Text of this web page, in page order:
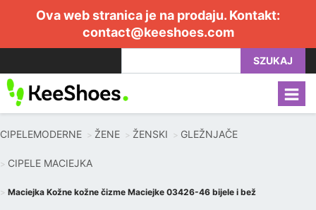
Ova web stranica je na prodaju. Kontakt:
contact@keeshoes.com
SZUKAJ
CIPELEMODERNE ŽENE ŽENSKI GLEŽNJAČE
CIPELE MACIEJKA
Maciejka Kožne kožne čizme Maciejke 03426-46 bijele i bež